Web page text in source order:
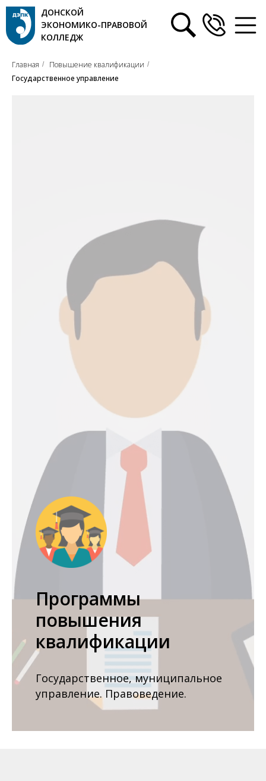
ДОНСКОЙ
ЭКОНОМИКО-ПРАВОВОЙ
КОЛЛЕДЖ
Главная / Повышение квалификации /
Государственное управление
Программы
повышения
квалификации
Государственное, муниципальное
управление. Правоведение.